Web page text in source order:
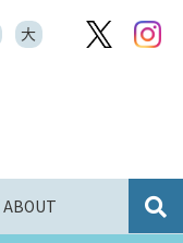
大
ABOUT